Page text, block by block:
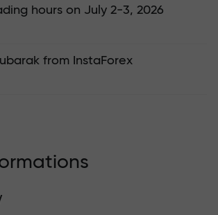
hours on July 2-3, 2026
from InstaForex